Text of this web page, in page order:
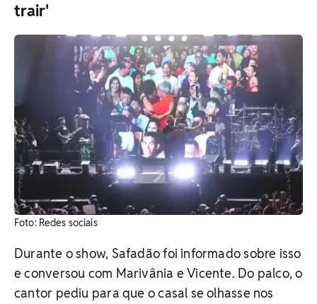
trair'
Foto: Redes sociais
Durante o show, Safadão foi informado sobre isso
e conversou com Marivânia e Vicente. Do palco, o
cantor pediu para que o casal se olhasse nos